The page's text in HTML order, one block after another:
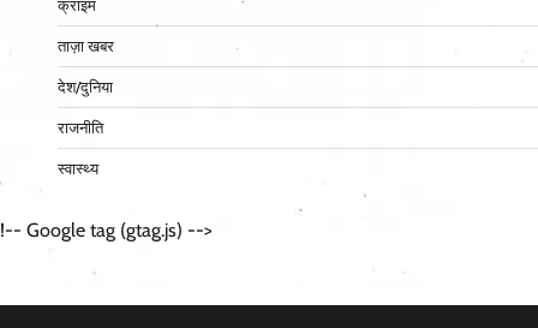
क्राइम
ताज़ा खबर
देश/दुनिया
राजनीति
स्वास्थ्य
!-- Google tag (gtag.js) -->